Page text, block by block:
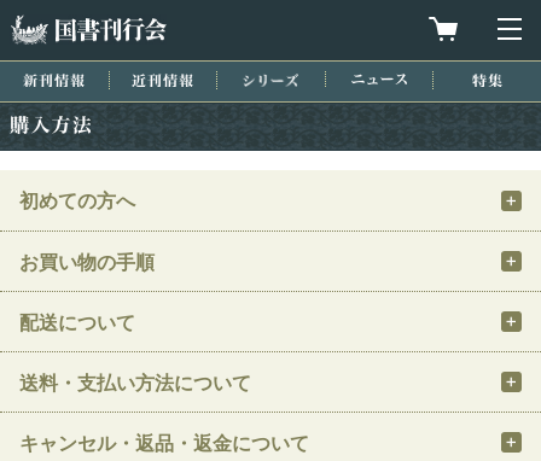
買物カゴを
新刊情報 近刊情報 シリーズ ニュース
初めての方へ
お買い物の手順
配送について
送料・支払い方法について
キャンセル・返品・返金について